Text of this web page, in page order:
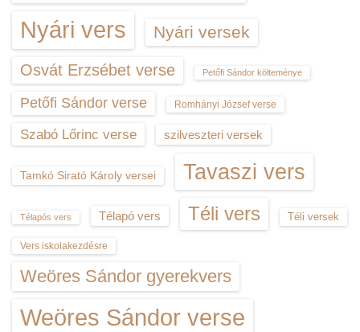
Nyári vers Nyári versek
Osvát Erzsébet verse Petőfi Sándor költeménye
Petőfi Sándor verse Romhányi József verse
Szabó Lőrinc verse szilveszteri versek
Tamkó Sirató Károly versei Tavaszi vers
Télapós vers Télapó vers Téli vers Téli versek
Vers iskolakezdésre
Weöres Sándor gyerekvers
Weöres Sándor verse